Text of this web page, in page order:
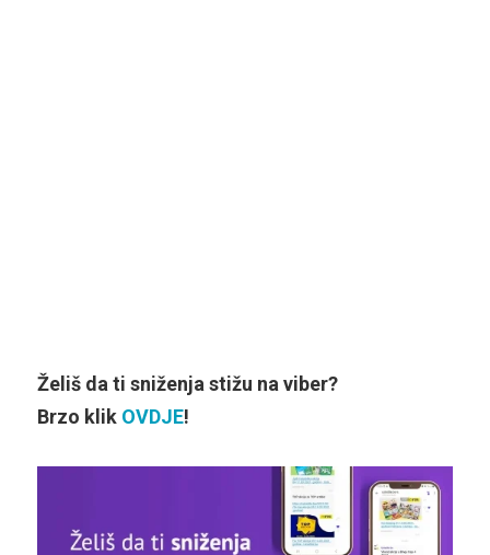
Želiš da ti sniženja stižu na viber?
Brzo klik OVDJE!